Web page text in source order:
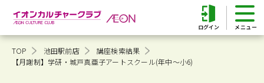
ログイン
TOP 池田駅前店
講座検索結果
【月謝制】学研・城戸真亜子アートスクール(年中～小6)